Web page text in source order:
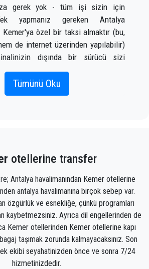
yapın veya yürüyün.
safari turu yapın.
gerek yok - tüm işi sizin için
yapmanız gereken Antalya
Kemer'ya özel bir taksi almaktır (bu,
de internet üzerinden yapılabilir)
dışında bir sürücü sizi
bir tabelada adınız yazılı olarak
uçak gelir.
olmaya hazır olacak. Kemer'da sizi
alınmanızı, sınıfla transfer
varış noktanıza Kemer'ya
ulaşmanızı sağlayacak gururlu
transfer hizmetimizle
olağanüstü olacaktır.
Kemer'da her yere uygun fiyat,
Tümünü Oku
otellerine transfer
Antalya havalimanından Kemer otellerine
antalya havalimanına birçok sebep var.
özgürlük ve esnekliğe, çünkü programları
kaybetmezsiniz. Ayrıca dil engellerinden de
Kemer otellerinden Kemer otellerine kapı
taşımak zorunda kalmayacaksınız. Son
ekibi seyahatinizden önce ve sonra 7/24
hizmetinizdedir.